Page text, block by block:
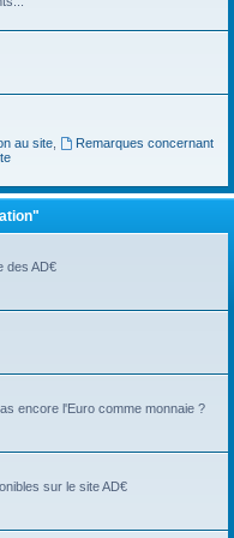
au site,
Remarques concernant
des AD€
encore l'Euro comme monnaie ?
sur le site AD€